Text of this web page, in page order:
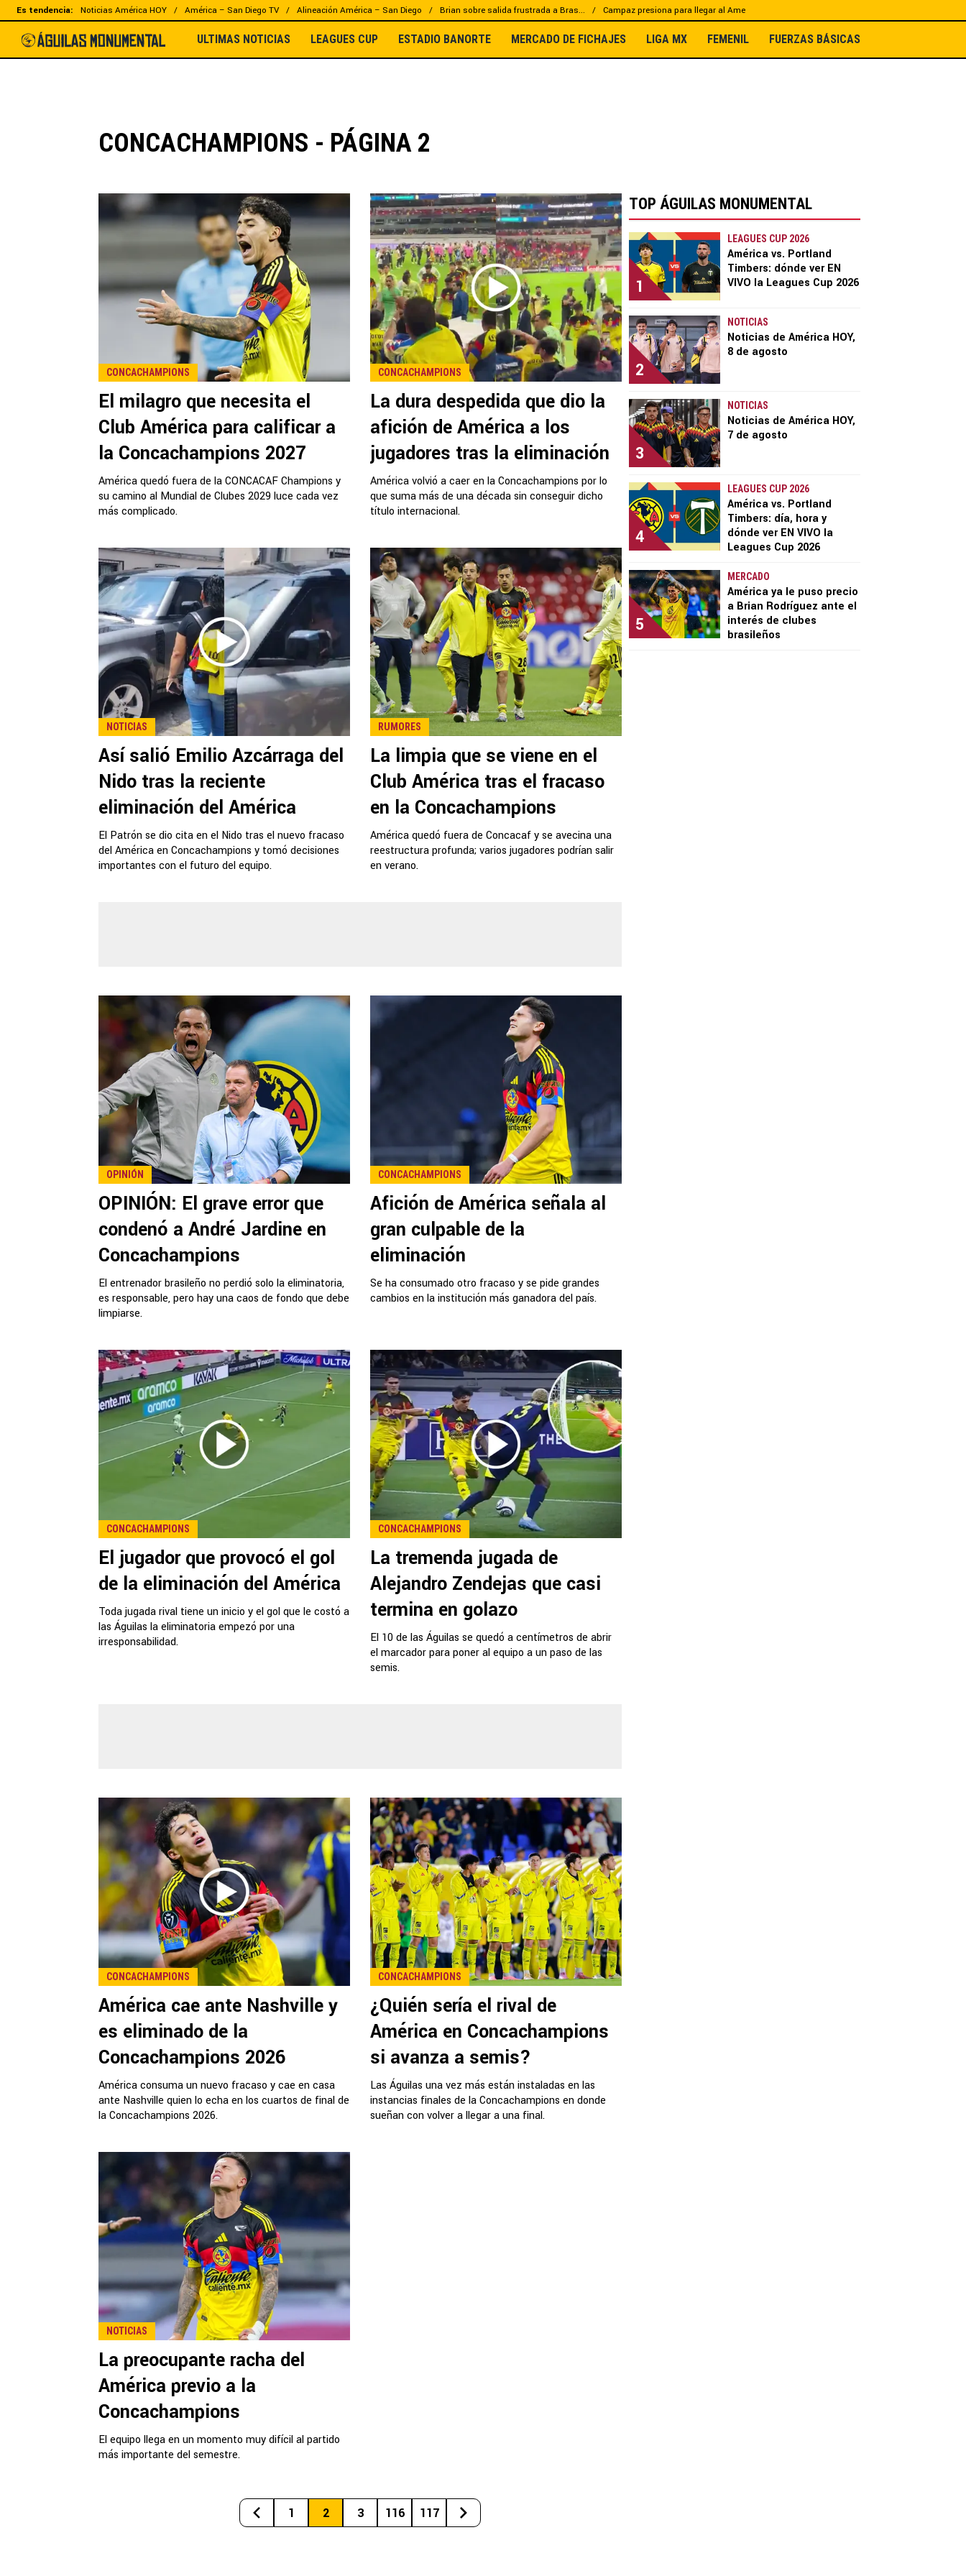
Es tendencia: Noticias América HOY América – San Diego TV Alineación América – San Diego Brian sobre salida frustrada a Bras... Campaz presiona para llegar al Ame
ULTIMAS NOTICIAS LEAGUES CUP ESTADIO BANORTE MERCADO DE FICHAJES LIGA MX FEMENIL FUERZAS BÁSICAS
CONCACHAMPIONS - PÁGINA 2
CONCACHAMPIONS
El milagro que necesita el
Club América para calificar a
la Concachampions 2027
América quedó fuera de la CONCACAF Champions y
su camino al Mundial de Clubes 2029 luce cada vez
más complicado.
CONCACHAMPIONS
La dura despedida que dio la
afición de América a los
jugadores tras la eliminación
América volvió a caer en la Concachampions por lo
que suma más de una década sin conseguir dicho
título internacional.
NOTICIAS
Así salió Emilio Azcárraga del
Nido tras la reciente
eliminación del América
El Patrón se dio cita en el Nido tras el nuevo fracaso
del América en Concachampions y tomó decisiones
importantes con el futuro del equipo.
RUMORES
La limpia que se viene en el
Club América tras el fracaso
en la Concachampions
América quedó fuera de Concacaf y se avecina una
reestructura profunda; varios jugadores podrían salir
en verano.
OPINIÓN
OPINIÓN: El grave error que
condenó a André Jardine en
Concachampions
El entrenador brasileño no perdió solo la eliminatoria,
es responsable, pero hay una caos de fondo que debe
limpiarse.
CONCACHAMPIONS
Afición de América señala al
gran culpable de la
eliminación
Se ha consumado otro fracaso y se pide grandes
cambios en la institución más ganadora del país.
CONCACHAMPIONS
El jugador que provocó el gol
de la eliminación del América
Toda jugada rival tiene un inicio y el gol que le costó a
las Águilas la eliminatoria empezó por una
irresponsabilidad.
CONCACHAMPIONS
La tremenda jugada de
Alejandro Zendejas que casi
termina en golazo
El 10 de las Águilas se quedó a centímetros de abrir
el marcador para poner al equipo a un paso de las
semis.
CONCACHAMPIONS
América cae ante Nashville y
es eliminado de la
Concachampions 2026
América consuma un nuevo fracaso y cae en casa
ante Nashville quien lo echa en los cuartos de final de
la Concachampions 2026.
CONCACHAMPIONS
¿Quién sería el rival de
América en Concachampions
si avanza a semis?
Las Águilas una vez más están instaladas en las
instancias finales de la Concachampions en donde
sueñan con volver a llegar a una final.
NOTICIAS
La preocupante racha del
América previo a la
Concachampions
El equipo llega en un momento muy difícil al partido
más importante del semestre.
1 2 3 116 117
TOP ÁGUILAS MONUMENTAL
1
LEAGUES CUP 2026
América vs. Portland
Timbers: dónde ver EN
VIVO la Leagues Cup 2026
2
NOTICIAS
Noticias de América HOY,
8 de agosto
3
NOTICIAS
Noticias de América HOY,
7 de agosto
4
LEAGUES CUP 2026
América vs. Portland
Timbers: día, hora y
dónde ver EN VIVO la
Leagues Cup 2026
5
MERCADO
América ya le puso precio
a Brian Rodríguez ante el
interés de clubes
brasileños